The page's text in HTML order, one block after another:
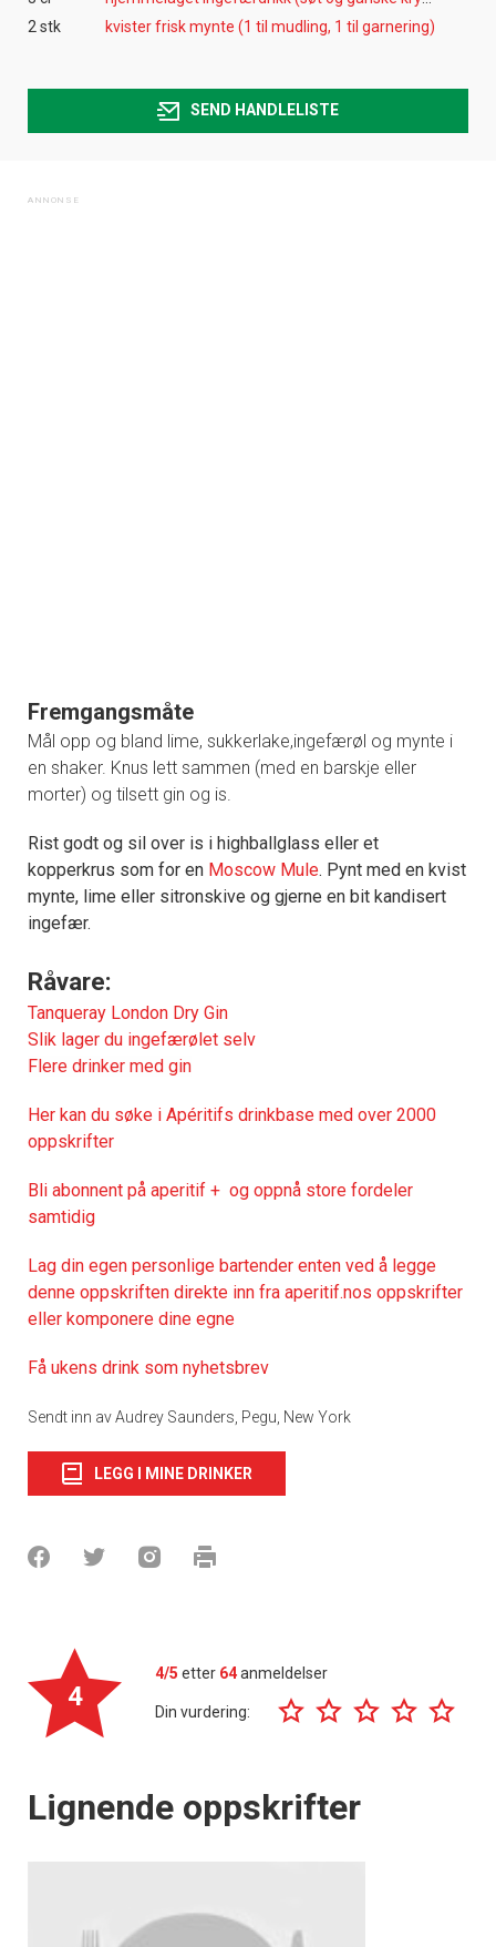
2 stk
kvister frisk mynte (1 til mudling, 1 til garnering)
SEND HANDLELISTE
Fremgangsmåte
Mål opp og bland lime, sukkerlake,ingefærøl og mynte i
en shaker. Knus lett sammen (med en barskje eller
morter) og tilsett gin og is.
Rist godt og sil over is i highballglass eller et
kopperkrus som for en Moscow Mule. Pynt med en kvist
mynte, lime eller sitronskive og gjerne en bit kandisert
ingefær.
Råvare:
Tanqueray London Dry Gin
Slik lager du ingefærølet selv
Flere drinker med gin
Her kan du søke i Apéritifs drinkbase med over 2000
oppskrifter
Bli abonnent på aperitif + og oppnå store fordeler
samtidig
Lag din egen personlige bartender enten ved å legge
denne oppskriften direkte inn fra aperitif.nos oppskrifter
eller komponere dine egne
Få ukens drink som nyhetsbrev
Sendt inn av Audrey Saunders, Pegu, New York
LEGG I MINE DRINKER
4
4/5 etter 64anmeldelser
Din vurdering:
Lignende oppskrifter